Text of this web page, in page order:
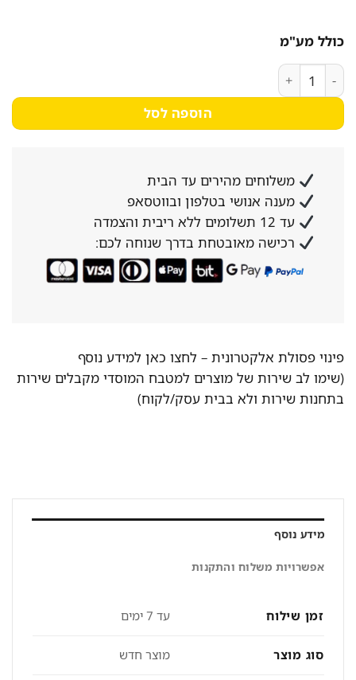
כולל מע"מ
כמות של מברשת לתנור פיצה יד' עץ 91 ס"מ נסליין - 47W
הוספה לסל
משלוחים מהירים עד הבית
מענה אנושי בטלפון ובווטסאפ
עד 12 תשלומים ללא ריבית והצמדה
רכישה מאובטחת בדרך שנוחה לכם:
פינוי פסולת אלקטרונית –לחצו כאן למידע נוסף
(שימו לב שירות של מוצרים למטבח המוסדי מקבלים שירות
בתחנות שירות ולא בבית עסק/לקוח)
מידע נוסף
אפשרויות משלוח והתקנות
זמן שילוח עד 7 ימים
סוג מוצר מוצר חדש